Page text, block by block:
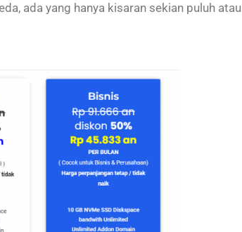
ada yang hanya kisaran sekian puluh atau